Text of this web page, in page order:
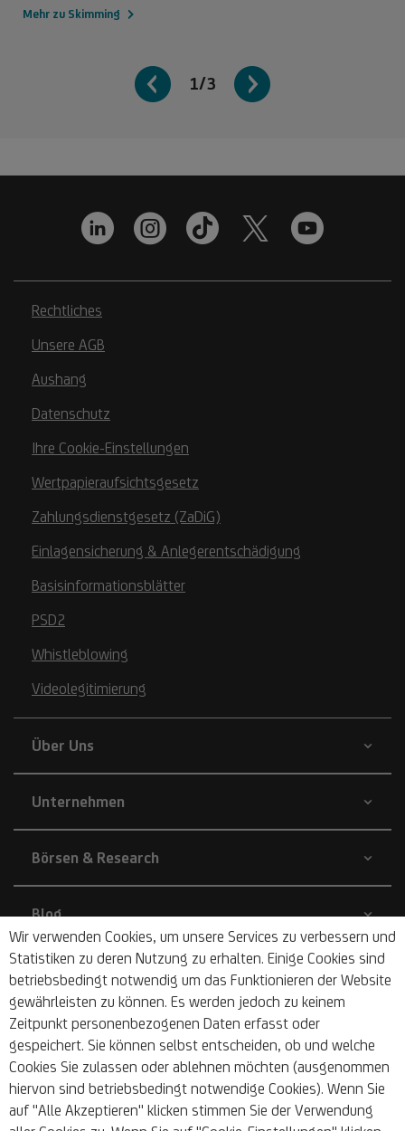
Wir verwenden Cookies, um unsere Services zu verbessern und
Statistiken zu deren Nutzung zu erhalten. Einige Cookies sind
betriebsbedingt notwendig um das Funktionieren der Website
gewährleisten zu können. Es werden jedoch zu keinem
Zeitpunkt personenbezogenen Daten erfasst oder
gespeichert. Sie können selbst entscheiden, ob und welche
Cookies Sie zulassen oder ablehnen möchten (ausgenommen
hiervon sind betriebsbedingt notwendige Cookies). Wenn Sie
auf "Alle Akzeptieren" klicken stimmen Sie der Verwendung
Mehr zu Skimming
1/3
Rechtliches
Unsere AGB
Aushang
Datenschutz
Ihre Cookie-Einstellungen
Wertpapieraufsichtsgesetz
Zahlungsdienstgesetz (ZaDiG)
Einlagensicherung & Anlegerentschädigung
Basisinformationsblätter
PSD2
Whistleblowing
Videolegitimierung
Über Uns
Unternehmen
Börsen & Research
Blog
Nachhaltigkeit
Barrierefrei